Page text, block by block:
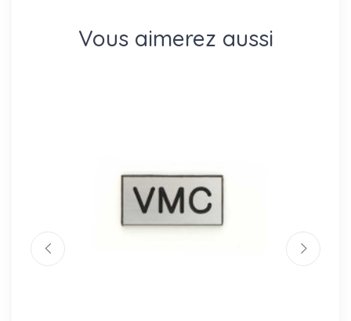
Vous aimerez aussi